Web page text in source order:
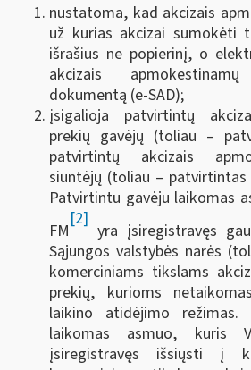
nustatoma, kad akcizais
už kurias akcizai sumokėti
išrašius ne popierinį, o
akcizais
dokumentą (e-SAD);
įsigalioja patvirtintų
prekių gavėjų (toliau –
patvirtintų akcizais
siuntėjų (toliau –
Patvirtintu gavėju laikomas
FM
[2]
yra įsiregistravęs
Sąjungos valstybės narės
komerciniams tikslams
prekių, kurioms
laikino atidėjimo režimas.
laikomas asmuo, kuris
įsiregistravęs išsiųsti į